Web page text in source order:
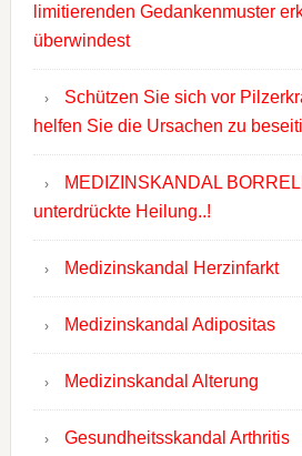
limitierenden Gedankenmuster
überwindest
Schützen Sie sich vor
helfen Sie die Ursachen zu
MEDIZINSKANDAL
unterdrückte Heilung..!
Medizinskandal Herzinfarkt
Medizinskandal Adipositas
Medizinskandal Alterung
Gesundheitsskandal Arthritis